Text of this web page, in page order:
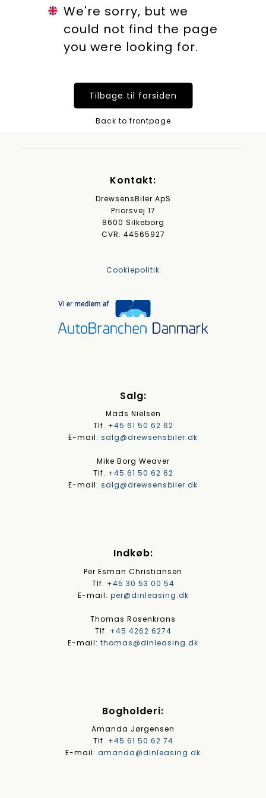
We're sorry, but we
could not find the page
you were looking for.
Tilbage til forsiden
Back to frontpage
Kontakt:
DrewsensBiler ApS
Priorsvej 17
8600 Silkeborg
CVR: 44565927
Cookiepolitik
Salg:
Mads Nielsen
Tlf. +45 61 50 62 62
E-mail: salg@drewsensbiler.dk
Mike Borg Weaver
Tlf. +45 61 50 62 62
E-mail: salg@drewsensbiler.dk
Indkøb:
Per Esman Christiansen
Tlf. +45 30 53 00 54
E-mail: per@dinleasing.dk
Thomas Rosenkrans
Tlf. +45 4262 6274
E-mail: thomas@dinleasing.dk
Bogholderi:
Amanda Jørgensen
Tlf. +45 61 50 62 74
E-mail: amanda@dinleasing.dk